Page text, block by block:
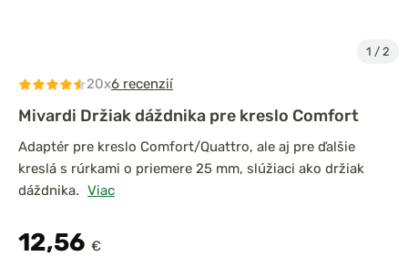
1 / 2
20x6 recenzií
Mivardi Držiak dáždnika pre kreslo Comfort
Adaptér pre kreslo Comfort/Quattro, ale aj pre ďalšie
kreslá s rúrkami o priemere 25 mm, slúžiaci ako držiak
dáždnika. Viac
12,56 €